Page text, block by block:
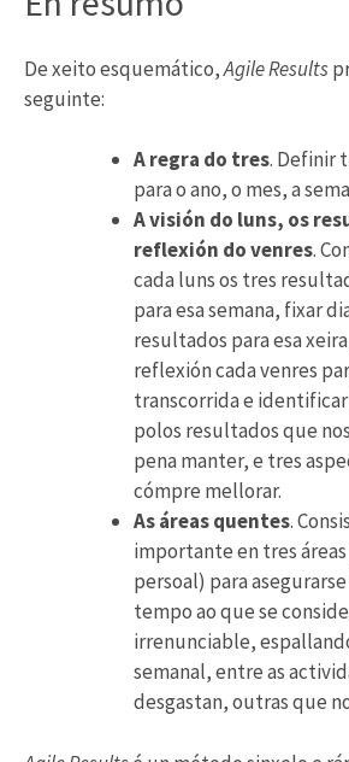
De xeito esquemático,Agile Results
seguinte:
A regra do tres. Definir
para o ano, o mes, a
A visión do luns, os
reflexión do venres.
cada luns os tres
para esa semana, fixar
resultados para esa
reflexión cada venres
transcorrida e
polos resultados que
pena manter, e tres
cómpre mellorar.
As áreas quentes.
importante en tres
persoal) para
tempo ao que se
irrenunciable,
semanal, entre as
desgastan, outras que